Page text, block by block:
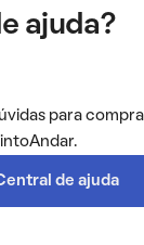
ajuda?
para
de ajuda